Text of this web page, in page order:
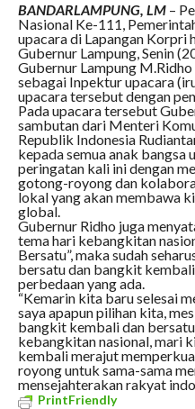
BANDARLAMPUNG, LM –
Nasional Ke-111,
upacara di Lapangan Korpri
Gubernur Lampung, Senin
Gubernur Lampung
sebagai Inpektur upacara
upacara tersebut dengan
Pada upacara tersebut
sambutan dari Menteri
Republik Indonesia
kepada semua anak bangsa
peringatan kali ini dengan
gotong-royong dan
lokal yang akan membawa
global.
Gubernur Ridho juga
tema hari kebangkitan
Bersatu”, maka sudah
bersatu dan bangkit
perbedaan yang ada.
“Kemarin kita baru selesai
saya apapun pilihan kita,
bangkit kembali dan
kebangkitan nasional, mari
kembali merajut
royong untuk sama-sama
mensejahterakan rakyat
PrintFriendly